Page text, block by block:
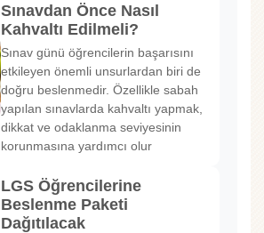
Sınavdan Önce Nasıl
Kahvaltı Edilmeli?
Sınav günü öğrencilerin başarısını
etkileyen önemli unsurlardan biri de
doğru beslenmedir. Özellikle sabah
yapılan sınavlarda kahvaltı yapmak,
dikkat ve odaklanma seviyesinin
korunmasına yardımcı olur
LGS Öğrencilerine
Beslenme Paketi
Dağıtılacak